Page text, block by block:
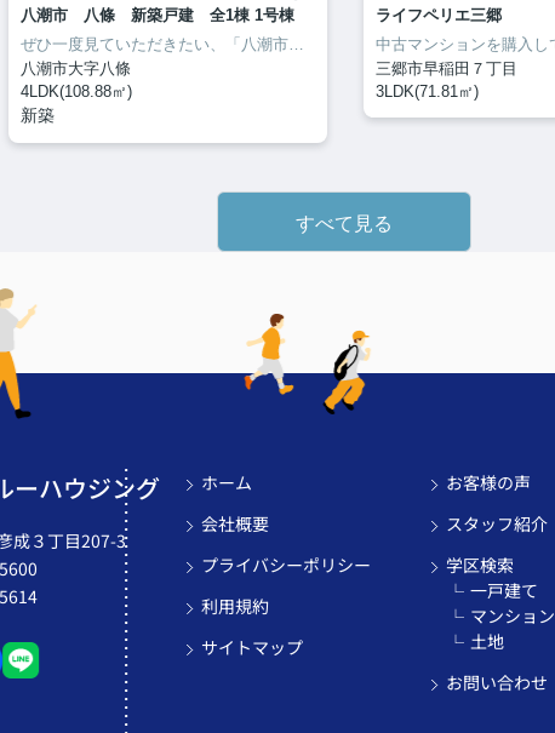
八潮市 八條 新築戸建 全1棟 1号棟
ぜひ一度見ていただきたい、「八潮市 八條 新築戸建 全1棟」です。ファミリー向けのポイント、八潮市立八條小学校が徒歩7分のところにあります。八潮市での住まい探しは、地域に特化したクルーハウジングが役立ちます。お客様に満足していただけるよう、数多くの不動産情報をご用意してお待ちしております。
八潮市大字八條
4LDK(108.88㎡)
新築
ライフペリエ三郷
三郷市早稲田７丁目
3LDK(71.81㎡)
すべて見る
ーハウジング
成３丁目207-3
ホーム
会社概要
プライバシーポリシー
利用規約
サイトマップ
お客様の声
スタッフ紹介
学区検索
一戸建て
マンション
土地
お問い合わせ